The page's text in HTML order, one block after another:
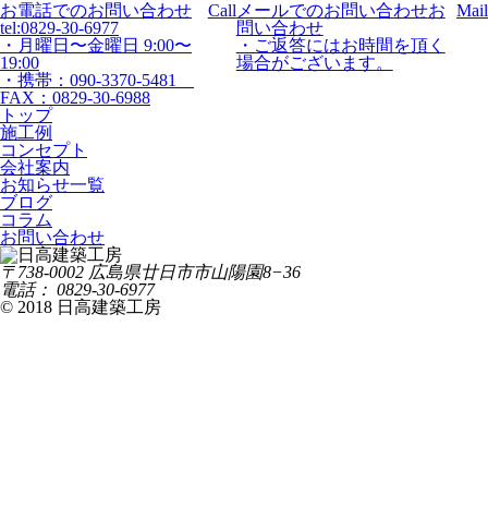
お電話でのお問い合わせ
tel:0829-30-6977
・月曜日〜金曜日 9:00〜
19:00
・携帯：090-3370-5481
FAX：0829-30-6988
Call メールでのお問い合わせお
問い合わせ
・ご返答にはお時間を頂く
場合がございます。
Mail
トップ
施工例
コンセプト
会社案内
お知らせ一覧
ブログ
コラム
お問い合わせ
〒738-0002 広島県廿日市市山陽園8−36
電話： 0829-30-6977
© 2018 日高建築工房